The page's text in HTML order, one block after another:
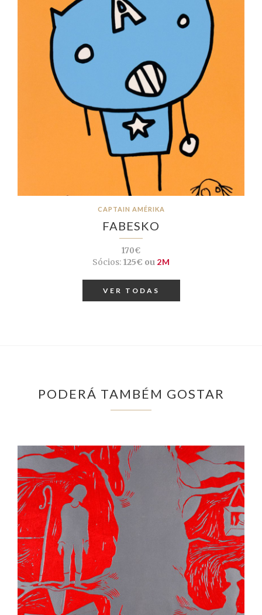
CAPTAIN AMÉRIKA
FABESKO
170€
Sócios:125€ ou 2M
VER TODAS
PODERÁ TAMBÉM GOSTAR